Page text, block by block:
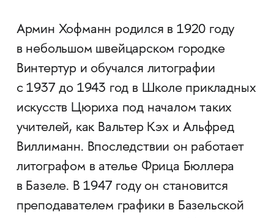
Армин Хофманн родился в 1920 году
в небольшом швейцарском городке
Винтертур и обучался литографии
с 1937 до 1943 год в Школе прикладных
искусств Цюриха под началом таких
учителей, как Вальтер Кэх и Альфред
Виллиманн. Впоследствии он работает
литографом в ателье Фрица Бюллера
в Базеле. В 1947 году он становится
преподавателем графики в Базельской